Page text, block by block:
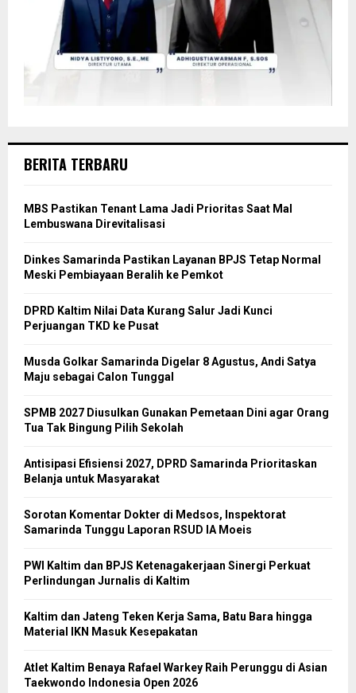
BERITA TERBARU
MBS Pastikan Tenant Lama Jadi Prioritas Saat Mal
Lembuswana Direvitalisasi
Dinkes Samarinda Pastikan Layanan BPJS Tetap Normal
Meski Pembiayaan Beralih ke Pemkot
DPRD Kaltim Nilai Data Kurang Salur Jadi Kunci
Perjuangan TKD ke Pusat
Musda Golkar Samarinda Digelar 8 Agustus, Andi Satya
Maju sebagai Calon Tunggal
SPMB 2027 Diusulkan Gunakan Pemetaan Dini agar Orang
Tua Tak Bingung Pilih Sekolah
Antisipasi Efisiensi 2027, DPRD Samarinda Prioritaskan
Belanja untuk Masyarakat
Sorotan Komentar Dokter di Medsos, Inspektorat
Samarinda Tunggu Laporan RSUD IA Moeis
PWI Kaltim dan BPJS Ketenagakerjaan Sinergi Perkuat
Perlindungan Jurnalis di Kaltim
Kaltim dan Jateng Teken Kerja Sama, Batu Bara hingga
Material IKN Masuk Kesepakatan
Atlet Kaltim Benaya Rafael Warkey Raih Perunggu di Asian
Taekwondo Indonesia Open 2026